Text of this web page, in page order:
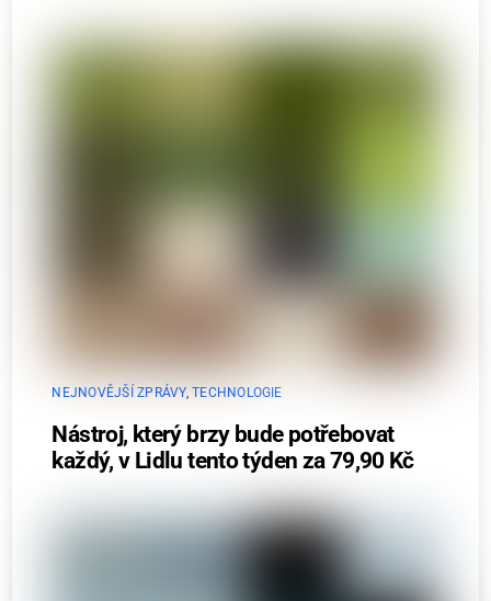
NEJNOVĚJŠÍ ZPRÁVY,TECHNOLOGIE
Nástroj, který brzy bude potřebovat
každý, v Lidlu tento týden za 79,90 Kč